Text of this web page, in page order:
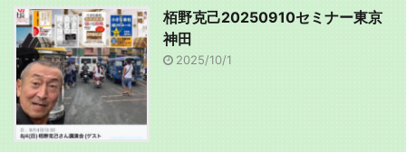
栢野克己20250910セミナー東京
神田
2025/10/1